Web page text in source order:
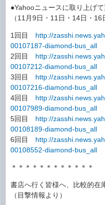
●Yahooニュースに取り上げ
（11月9日・11日・14日・16
1回目 http://
00107187-diamond-bus_all
2回目 http://
00107212-diamond-bus_all
3回目 http://
00107216-diamond-bus_all
4回目 http://
00107989-diamond-bus_all
5回目 http://
00108189-diamond-bus_all
6回目 http://
00108552-diamond-bus_all
＊＊＊＊＊＊＊＊＊＊＊＊
書店へ行く皆様へ、比較的在
（目撃情報より）